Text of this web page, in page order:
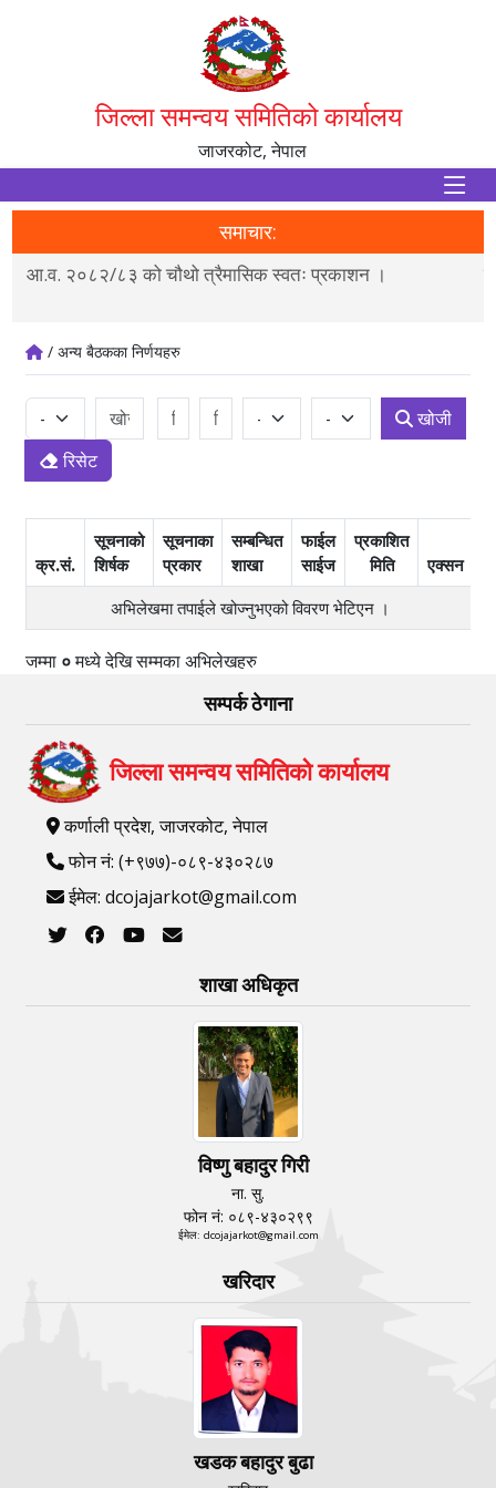
जिल्ला समन्वय समितिको कार्यालय
जाजरकोट, नेपाल
समाचार:
आ.व. २०८२/८३ को चौथो त्रैमासिक स्वतः प्रकाशन ।
/ अन्य बैठकका निर्णयहरु
खोजी
रिसेट
क्र.सं.
सूचनाको
शिर्षक
सूचनाका
प्रकार
सम्बन्धित
शाखा
फाईल
साईज
प्रकाशित
मिति
एक्सन
अभिलेखमा तपाईले खोज्‍नुभएको विवरण भेटिएन ।
जम्मा ०मध्येदेखिसम्मका अभिलेखहरु
सम्पर्क ठेगाना
जिल्ला समन्वय समितिको कार्यालय
कर्णाली प्रदेश, जाजरकोट, नेपाल
फोन नं: (+९७७)-०८९-४३०२८७
ईमेल: dcojajarkot@gmail.com
शाखा अधिकृत
विष्णु बहादुर गिरी
ना. सु.
फोन नं: ०८९-४३०२९९
ईमेल: dcojajarkot@gmail.com
खरिदार
खडक बहादुर बुढा